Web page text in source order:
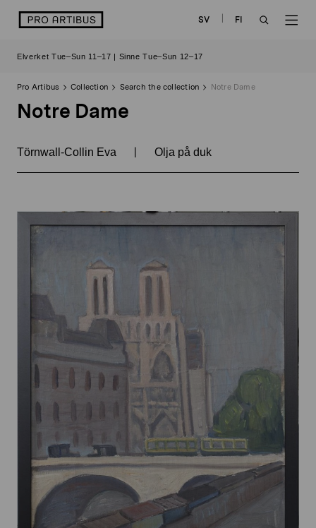
logo SV
FI
Elverket Tue–Sun 11–17 | Sinne Tue–Sun 12–17
Pro Artibus Collection Search the collection Notre Dame
Notre Dame
Törnwall-Collin Eva | Olja på duk